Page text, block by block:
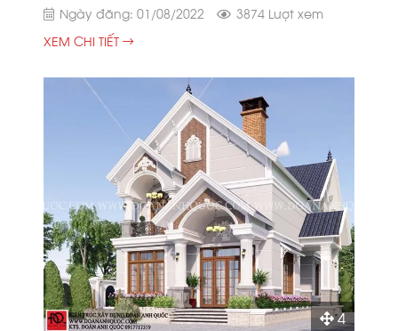
Ngày đăng: 01/08/2022
3874 Lượt xem
XEM CHI TIẾT
4